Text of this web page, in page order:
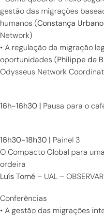
gestão das migrações
humanos (Constança
Network)
• A regulação da migração
oportunidades (Philippe de
Odysseus Network
16h-16h30 | Pausa para o
16h30-18h30 | Painel 3
O Compacto Global para
ordeira
Luís Tomé– UAL –
Conferências
• A gestão das migrações